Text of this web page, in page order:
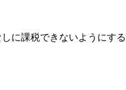
に課税できないようにする